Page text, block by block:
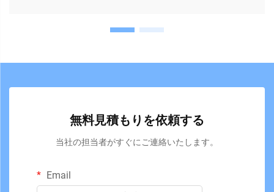
無料見積もりを依頼する
当社の担当者がすぐにご連絡いたします。
Email